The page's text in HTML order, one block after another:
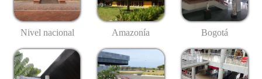
Nivel nacional Amazonía Bogotá